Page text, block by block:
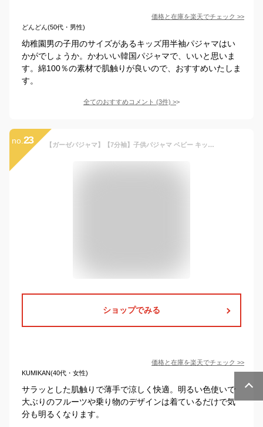
価格と在庫を楽天でチェック >>
どんどん(50代・男性)
幼稚園男の子用のサイズがあるキッズ用半袖パジャマはい
かがでしょうか。かわいい韓国パジャマで、いいと思いま
す。綿100％の素材で肌触りが良いので、おすすめいたしま
す。
全てのおすすめコメント (3件) >
no. 23 【ガーゼパジャマ】【7分袖】子供パジャマ ベビー キッズ ボタンパジャマ 長袖 男の子 女の子 ルームウェア お泊り 子供服 綿100% 前開き 夏 秋 110 120 130 140 150 保育園 幼稚園 小学生 子供服クルメル KRUMEL
ショップでみる
価格と在庫を楽天でチェック >>
KUMIKAN(40代・女性)
サラッとした肌触りで薄手で涼しく快適。明るい色使いで
大ぶりのフルーツや乗り物のデザインは着ているだけで気
分も明るくなります。